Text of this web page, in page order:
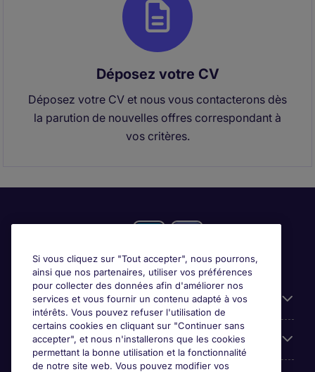
Déposez votre CV
Déposez votre CV et nous vous contacterons dès
la parution de nouvelles offres correspondant à
vos critères.
Candidats
Entreprises
Si vous cliquez sur "Tout accepter", nous pourrons,
ainsi que nos partenaires, utiliser vos préférences
pour collecter des données afin d'améliorer nos
services et vous fournir un contenu adapté à vos
intérêts. Vous pouvez refuser l'utilisation de
certains cookies en cliquant sur "Continuer sans
accepter", et nous n'installerons que les cookies
permettant la bonne utilisation et la fonctionnalité
de notre site web. Vous pouvez modifier vos